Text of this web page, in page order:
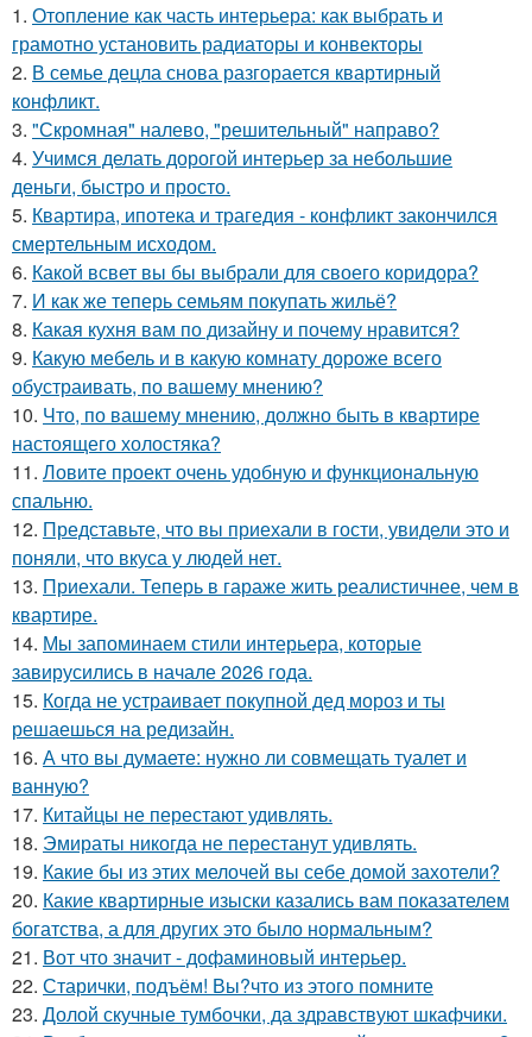
1. Отопление как часть интерьера: как выбрать и
грамотно установить радиаторы и конвекторы
2. В семье децла снова разгорается квартирный
конфликт.
3. "Скромная" налево, "решительный" направо?
4. Учимся делать дорогой интерьер за небольшие
деньги, быстро и просто.
5. Квартира, ипотека и трагедия - конфликт закончился
смертельным исходом.
6. Какой всвет вы бы выбрали для своего коридора?
7. И как же теперь семьям покупать жильё?
8. Какая кухня вам по дизайну и почему нравится?
9. Какую мебель и в какую комнату дороже всего
обустраивать, по вашему мнению?
10. Что, по вашему мнению, должно быть в квартире
настоящего холостяка?
11. Ловите проект очень удобную и функциональную
спальню.
12. Представьте, что вы приехали в гости, увидели это и
поняли, что вкуса у людей нет.
13. Приехали. Теперь в гараже жить реалистичнее, чем в
квартире.
14. Мы запоминаем стили интерьера, которые
завирусились в начале 2026 года.
15. Когда не устраивает покупной дед мороз и ты
решаешься на редизайн.
16. А что вы думаете: нужно ли совмещать туалет и
ванную?
17. Китайцы не перестают удивлять.
18. Эмираты никогда не перестанут удивлять.
19. Какие бы из этих мелочей вы себе домой захотели?
20. Какие квартирные изыски казались вам показателем
богатства, а для других это было нормальным?
21. Вот что значит - дофаминовый интерьер.
22. Старички, подъём! Вы?что из этого помните
23. Долой скучные тумбочки, да здравствуют шкафчики.